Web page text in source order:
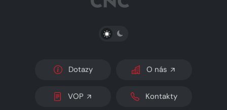
PŘEPNOUT SVĚTLÝ/TMAVÝ REŽIM
Dotazy O nás
VOP Kontakty